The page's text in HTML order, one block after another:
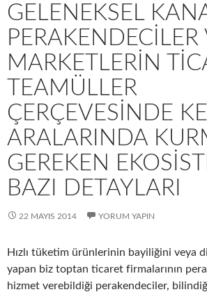
GELENEKSEL
PERAKENDECILER
MARKETLERIN
TEAMÜLLER
ÇERÇEVESINDE
ARALARINDA
GEREKEN
BAZI DETAYLARI
22 MAYIS 2014 YORUM YAPIN
Hızlı tüketim ürünlerinin bayiliğini veya
yapan biz toptan ticaret firmalarının
hizmet verebildiği perakendeciler,